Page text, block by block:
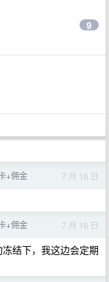
9
+佣金 7 月 16 日
+佣金 7 月 16 日
结下，我这边会定期